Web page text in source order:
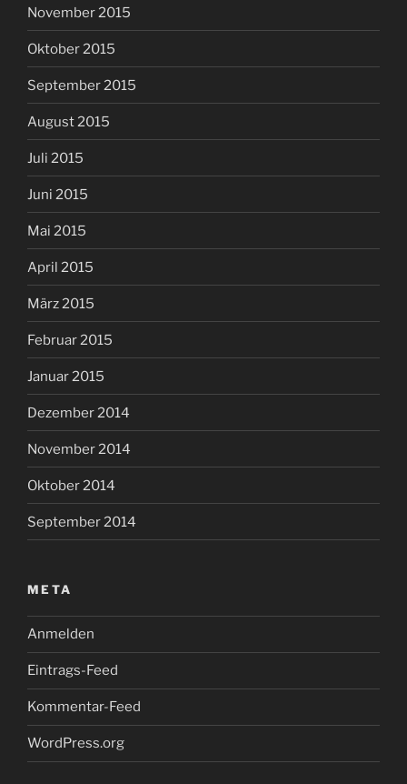
November 2015
Oktober 2015
September 2015
August 2015
Juli 2015
Juni 2015
Mai 2015
April 2015
März 2015
Februar 2015
Januar 2015
Dezember 2014
November 2014
Oktober 2014
September 2014
META
Anmelden
Eintrags-Feed
Kommentar-Feed
WordPress.org